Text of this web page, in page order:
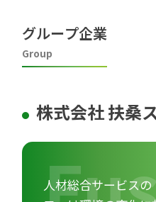
グループ企業
Group
株式会社 扶桑
人材総合サービス